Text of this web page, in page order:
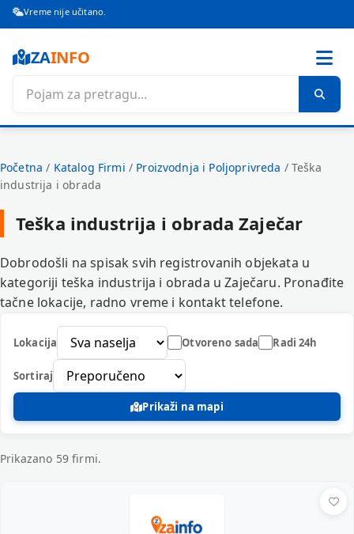
Vreme nije učitano.
ZAINFO
Početna / Katalog Firmi / Proizvodnja i Poljoprivreda / Teška
industrija i obrada
Teška industrija i obrada Zaječar
Dobrodošli na spisak svih registrovanih objekata u
kategoriji teška industrija i obrada u Zaječaru. Pronađite
tačne lokacije, radno vreme i kontakt telefone.
Lokacija Otvoreno sada Radi 24h
Sortiraj
Prikaži na mapi
Prikazano 59 firmi.
Registrovane firme – Teška